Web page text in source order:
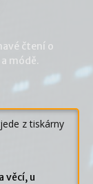
čtení o
módě.
z tiskárny
věcí, u